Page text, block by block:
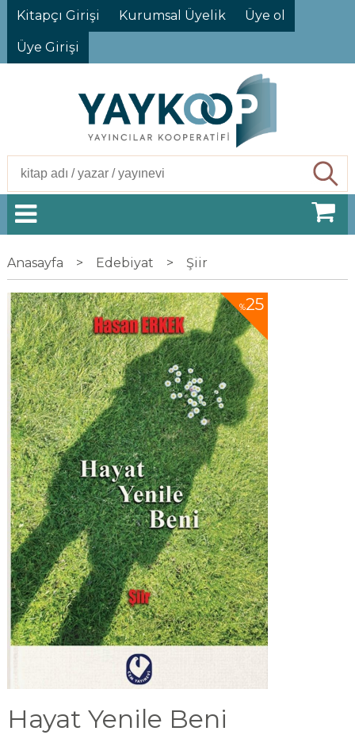
Kitapçı Girişi Kurumsal Üyelik Üye ol
Üye Girişi
Anasayfa > Edebiyat > Şiir
%25
Hayat Yenile Beni